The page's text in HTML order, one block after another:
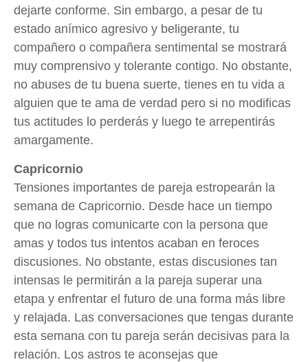
dejarte conforme. Sin embargo, a pesar de tu
estado anímico agresivo y beligerante, tu
compañero o compañera sentimental se mostrará
muy comprensivo y tolerante contigo. No obstante,
no abuses de tu buena suerte, tienes en tu vida a
alguien que te ama de verdad pero si no modificas
tus actitudes lo perderás y luego te arrepentirás
amargamente.
Capricornio
Tensiones importantes de pareja estropearán la
semana de Capricornio. Desde hace un tiempo
que no logras comunicarte con la persona que
amas y todos tus intentos acaban en feroces
discusiones. No obstante, estas discusiones tan
intensas le permitirán a la pareja superar una
etapa y enfrentar el futuro de una forma más libre
y relajada. Las conversaciones que tengas durante
esta semana con tu pareja serán decisivas para la
relación. Los astros te aconsejas que